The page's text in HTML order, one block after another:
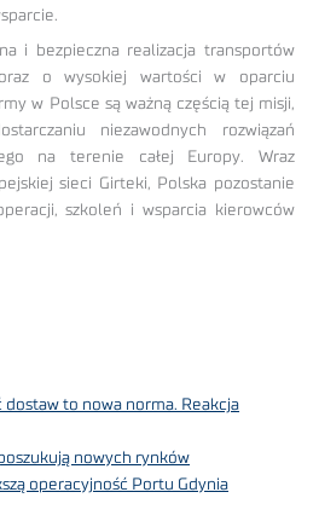
i bezpieczna realizacja transportów
oraz o wysokiej wartości w oparciu
w Polsce są ważną częścią tej misji,
niezawodnych rozwiązań
na terenie całej Europy. Wraz
sieci Girteki, Polska pozostanie
szkoleń i wsparcia kierowców
to nowa norma. Reakcja
nowych rynków
operacyjność Portu Gdynia